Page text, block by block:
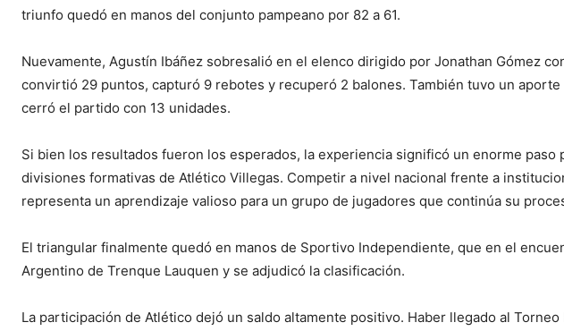
triunfo quedó en manos del conjunto pampeano por 82 a 61.
Nuevamente, Agustín Ibáñez sobresalió en el elenco dirigido por Jonathan Gómez
convirtió 29 puntos, capturó 9 rebotes y recuperó 2 balones. También tuvo un
cerró el partido con 13 unidades.
Si bien los resultados fueron los esperados, la experiencia significó un enorme paso
divisiones formativas de Atlético Villegas. Competir a nivel nacional frente a
representa un aprendizaje valioso para un grupo de jugadores que continúa su
El triangular finalmente quedó en manos de Sportivo Independiente, que en el
Argentino de Trenque Lauquen y se adjudicó la clasificación.
La participación de Atlético dejó un saldo altamente positivo. Haber llegado al